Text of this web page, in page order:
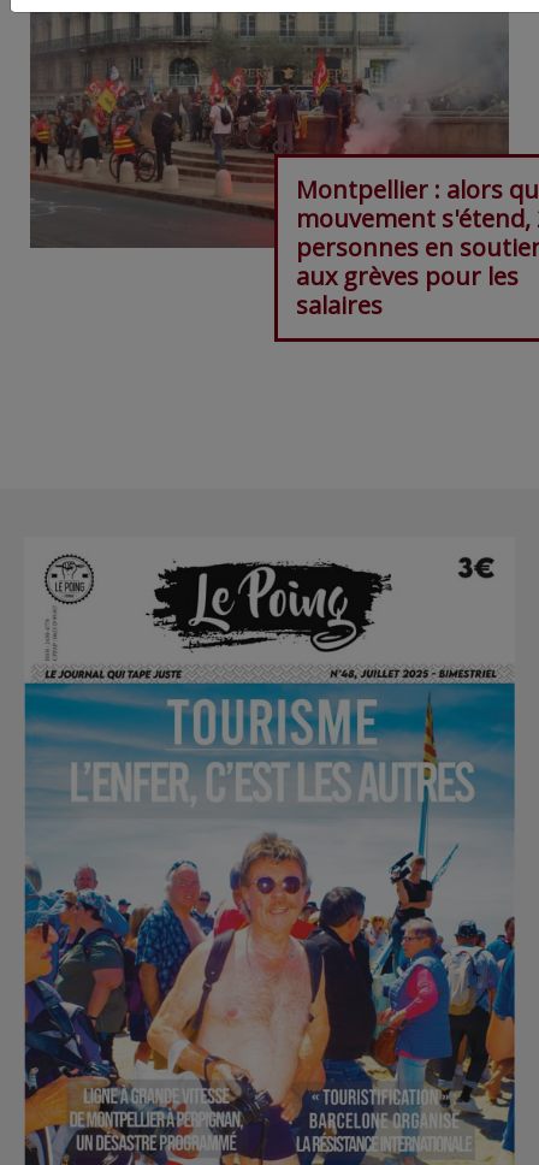
Montpellier : alors
mouvement s'étend,
personnes en
aux grèves pour les
salaires